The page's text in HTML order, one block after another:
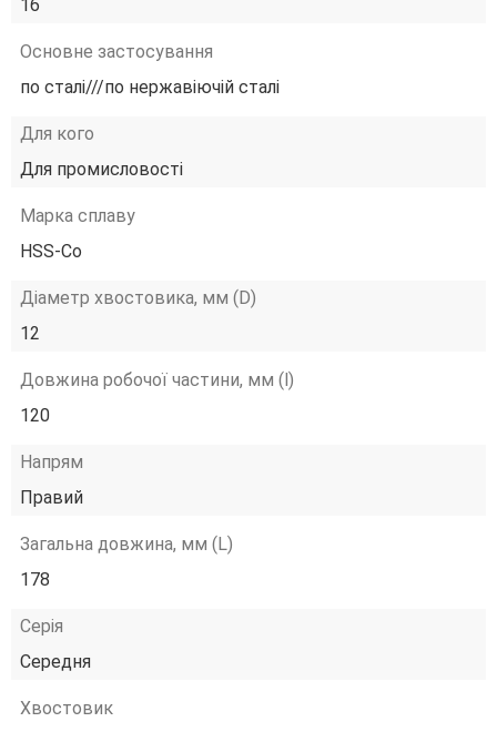
16
Основне застосування
по сталі///по нержавіючій сталі
Для кого
Для промисловості
Марка сплаву
HSS-Co
Діаметр хвостовика, мм (D)
12
Довжина робочої частини, мм (l)
120
Напрям
Правий
Загальна довжина, мм (L)
178
Серія
Середня
Хвостовик